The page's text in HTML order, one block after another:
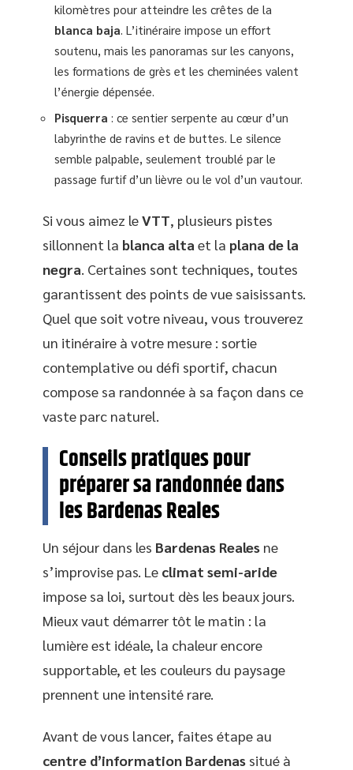
kilomètres pour atteindre les crêtes de la
blanca baja . L’itinéraire impose un effort
soutenu, mais les panoramas sur les canyons,
les formations de grès et les cheminées valent
l’énergie dépensée.
Pisquerra : ce sentier serpente au cœur d’un
labyrinthe de ravins et de buttes. Le silence
semble palpable, seulement troublé par le
passage furtif d’un lièvre ou le vol d’un vautour.
Si vous aimez leVTT, plusieurs pistes
sillonnent la blanca alta et la plana de la
negra . Certaines sont techniques, toutes
garantissent des points de vue saisissants.
Quel que soit votre niveau, vous trouverez
un itinéraire à votre mesure : sortie
contemplative ou défi sportif, chacun
compose sa randonnée à sa façon dans ce
vaste parc naturel.
Conseils pratiques pour
préparer sa randonnée dans
les Bardenas Reales
Un séjour dans les Bardenas Reales ne
s’improvise pas. Le climat semi-aride
impose sa loi, surtout dès les beaux jours.
Mieux vaut démarrer tôt le matin : la
lumière est idéale, la chaleur encore
supportable, et les couleurs du paysage
prennent une intensité rare.
Avant de vous lancer, faites étape au
centre d’information Bardenas situé à